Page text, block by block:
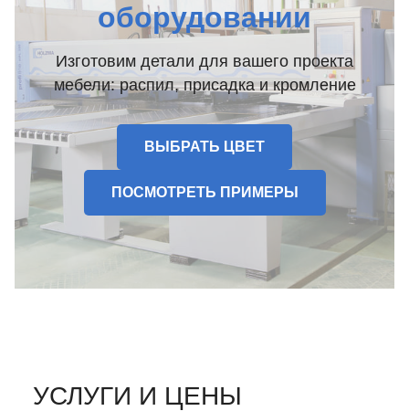
оборудовании
Изготовим детали для вашего проекта
мебели: распил, присадка и кромление
ВЫБРАТЬ ЦВЕТ
ПОСМОТРЕТЬ ПРИМЕРЫ
УСЛУГИ И ЦЕНЫ